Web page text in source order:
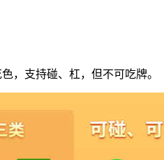
，支持碰、杠，但不可吃牌。